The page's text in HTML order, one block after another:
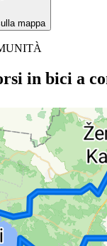
mappa
in bici a